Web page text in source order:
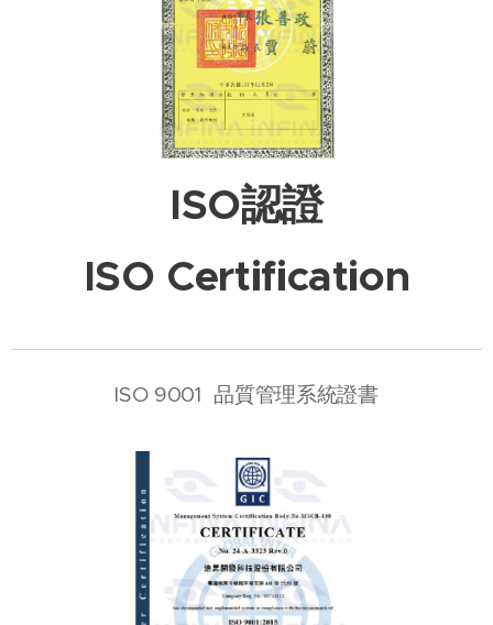
ISO認證
ISO Certification
ISO 9001 品質管理系統證書